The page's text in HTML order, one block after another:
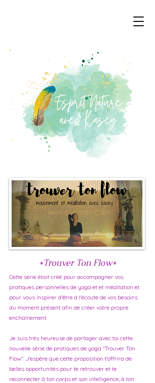
*Trouver Ton Flow*
Cette série était créé pour accompagner vos
pratiques personnelles de yoga et et méditation et
pour vous inspirer d'être à l'écoute de vos besoins
du moment présent afin de créer votre propre
enchaînement.
Je suis très heureuse de partager avec toi cette
nouvelle série de pratiques de yoga *Trouver Ton
Flow*. J'espère que cette proposition t'offrira de
belles opportunités pour te retrouver et te
reconnecter à ton corps et son intelligence, à ton